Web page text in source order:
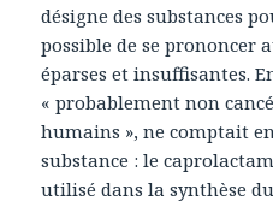
désigne des substances
possible de se prononcer
éparses et insuffisantes.
« probablement non
humains », ne comptait
substance : le
utilisé dans la synthèse